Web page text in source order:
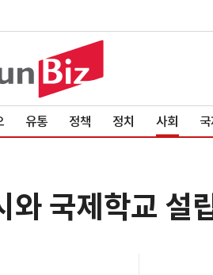
유통 정책 정치 사회
국제학교 설